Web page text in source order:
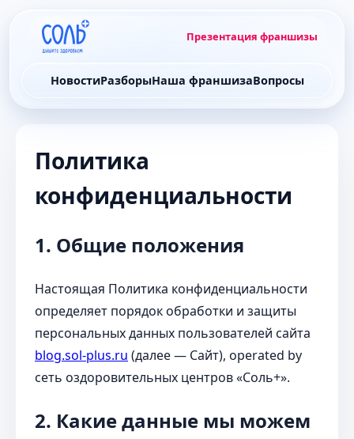
НовостиРазборыНаша франшизаВопросы
Презентация франшизы
Политика
конфиденциальности
1. Общие положения
Настоящая Политика конфиденциальности
определяет порядок обработки и защиты
персональных данных пользователей сайта
blog.sol-plus.ru (далее — Сайт), operated by
сеть оздоровительных центров «Соль+».
2. Какие данные мы можем